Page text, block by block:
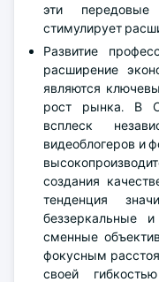
эти
стимулирует
Развитие
расширение
являются
рост рынка. В
всплеск
видеоблогеров и
создания
тенденция
беззеркальные
сменные
фокусным
своей